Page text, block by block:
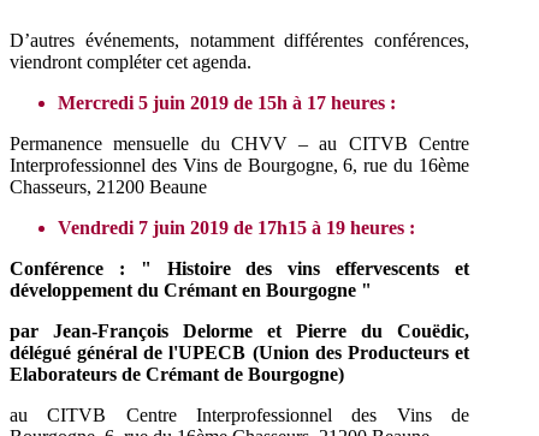
D’autres événements, notamment différentes conférences,
viendront compléter cet agenda.
Mercredi 5 juin 2019 de 15h à 17 heures :
Permanence mensuelle du CHVV – au CITVB Centre
Interprofessionnel des Vins de Bourgogne, 6, rue du 16ème
Chasseurs, 21200 Beaune
Vendredi 7 juin 2019 de 17h15 à 19 heures :
Conférence : " Histoire des vins effervescents et
développement du Crémant en Bourgogne "
par Jean-François Delorme et Pierre du Couëdic,
délégué général de l'UPECB (Union des Producteurs et
Elaborateurs de Crémant de Bourgogne)
au CITVB Centre Interprofessionnel des Vins de